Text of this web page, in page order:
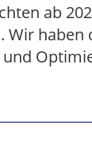
ab